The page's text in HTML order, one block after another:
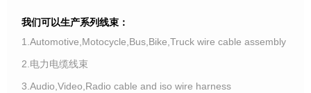
我们可以生产系列线束：
1.Automotive,Motocycle,Bus,Bike,Truck wire cable assembly
2.电力电缆线束
3.Audio,Video,Radio cable and iso wire harness